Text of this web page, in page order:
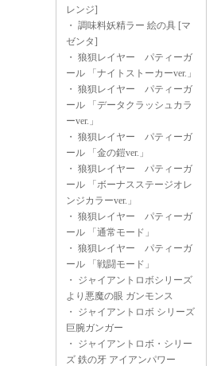
レンジ]
・ 調味料妖精ラー 絵の具 [マ
ゼンタ]
・ 狼狽レイヤー パティーガ
ール 「ナイトストーカーver.」
・ 狼狽レイヤー パティーガ
ール 「データクラッシュカラ
ーver.」
・ 狼狽レイヤー パティーガ
ール 「金の鎧ver.」
・ 狼狽レイヤー パティーガ
ール 「ボーナスステージオレ
ンジカラーver.」
・ 狼狽レイヤー パティーガ
ール 「通常モード」
・ 狼狽レイヤー パティーガ
ール 「戦闘モード」
・ ジャイアントロボシリーズ
より悪魔の眼 ガンモンス
・ ジャイアントロボ シリーズ
巨腕ガンガー
・ ジャイアントロボ・シリー
ズ 鉄の牙 アイアンパワー